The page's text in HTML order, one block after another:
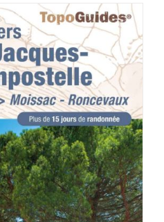
/ DÉTAILS